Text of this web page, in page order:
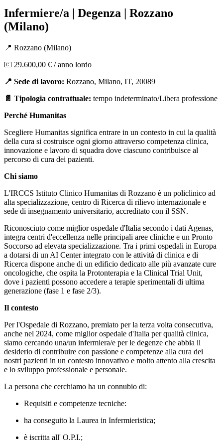
Infermiere/a | Degenza | Rozzano
(Milano)
📍 Rozzano (Milano)
💶 29.600,00 € / anno lordo
📍 Sede di lavoro: Rozzano, Milano, IT, 20089
📄 Tipologia contrattuale: tempo indeterminato/Libera professione
Perché Humanitas
Scegliere Humanitas significa entrare in un contesto in cui la qualità
della cura si costruisce ogni giorno attraverso competenza clinica,
innovazione e lavoro di squadra dove ciascuno contribuisce al
percorso di cura dei pazienti.
Chi siamo
L'IRCCS Istituto Clinico Humanitas di Rozzano è un policlinico ad
alta specializzazione, centro di Ricerca di rilievo internazionale e
sede di insegnamento universitario, accreditato con il SSN.
Riconosciuto come miglior ospedale d'Italia secondo i dati Agenas,
integra centri d'eccellenza nelle principali aree cliniche e un Pronto
Soccorso ad elevata specializzazione. Tra i primi ospedali in Europa
a dotarsi di un AI Center integrato con le attività di clinica e di
Ricerca dispone anche di un edificio dedicato alle più avanzate cure
oncologiche, che ospita la Protonterapia e la Clinical Trial Unit,
dove i pazienti possono accedere a terapie sperimentali di ultima
generazione (fase 1 e fase 2/3).
Il contesto
Per l'Ospedale di Rozzano, premiato per la terza volta consecutiva,
anche nel 2024, come miglior ospedale d'Italia per qualità clinica,
siamo cercando una/un infermiera/e per le degenze che abbia il
desiderio di contribuire con passione e competenze alla cura dei
nostri pazienti in un contesto innovativo e molto attento alla crescita
e lo sviluppo professionale e personale.
La persona che cerchiamo ha un connubio di:
Requisiti e competenze tecniche:
ha conseguito la Laurea in Infermieristica;
è iscritta all' O.P.I.;